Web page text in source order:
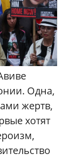
Одна,
жертв,
хотят